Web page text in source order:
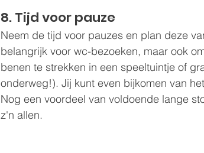
8. Tijd voor pauze
Neem de tijd voor pauzes en plan deze
belangrijk voor wc-bezoeken, maar ook
benen te strekken in een speeltuintje of
onderweg!). Jij kunt even bijkomen van
Nog een voordeel van voldoende lange
z'n allen.